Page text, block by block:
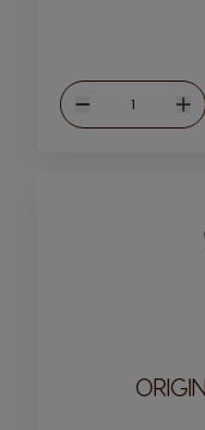
Verlagen
Hoeveelheid